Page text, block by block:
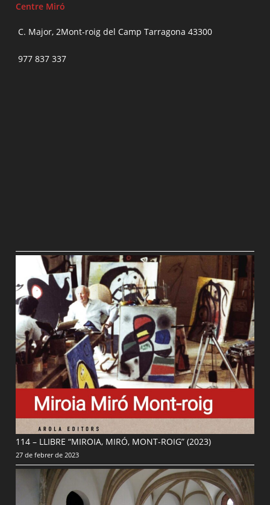
Centre Miró
C. Major, 2Mont-roig del Camp Tarragona 43300
977 837 337
114 – LLIBRE “MIROIA, MIRÓ, MONT-ROIG” (2023)
27 de febrer de 2023